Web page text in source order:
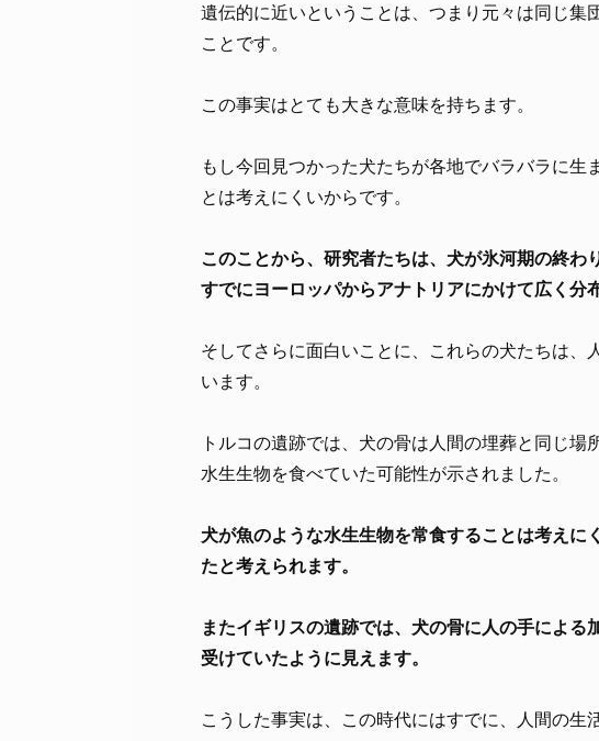
遺伝的に近いということは、つまり元々は同じ集
ことです。
この事実はとても大きな意味を持ちます。
もし今回見つかった犬たちが各地でバラバラに
とは考えにくいからです。
このことから、研究者たちは、犬が氷河期の終
すでにヨーロッパからアナトリアにかけて広く分
そしてさらに面白いことに、これらの犬たちは、
います。
トルコの遺跡では、犬の骨は人間の埋葬と同じ
水生生物を食べていた可能性が示されました。
犬が魚のような水生生物を常食することは考え
たと考えられます。
またイギリスの遺跡では、犬の骨に人の手によ
受けていたように見えます。
こうした事実は、この時代にはすでに、人間の生